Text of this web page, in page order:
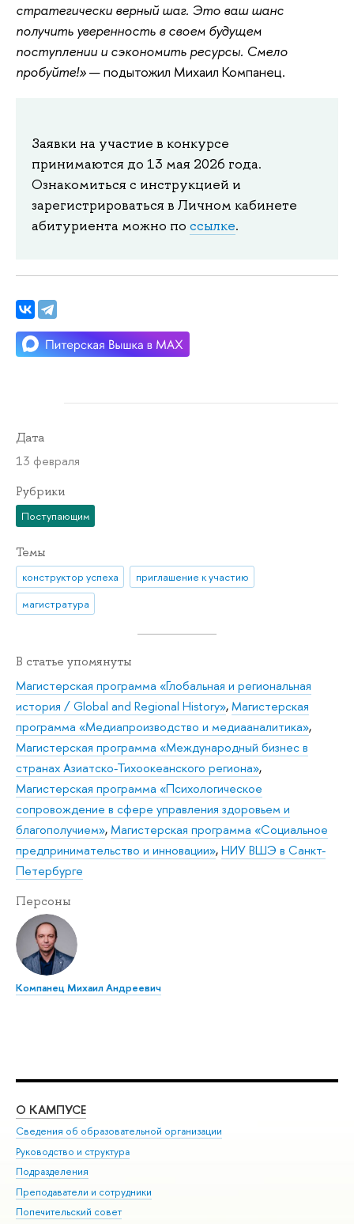
стратегически верный шаг. Это ваш шанс
получить уверенность в своем будущем
поступлении и сэкономить ресурсы. Смело
пробуйте!»— подытожил Михаил Компанец.
Заявки на участие в конкурсе
принимаются до 13 мая 2026 года.
Ознакомиться с инструкцией и
зарегистрироваться в Личном кабинете
абитуриента можно по ссылке.
Дата
13 февраля
Рубрики
Поступающим
Темы
конструктор успеха
приглашение к участию
магистратура
В статье упомянуты
Магистерская программа «Глобальная и региональная
история / Global and Regional History»,Магистерская
программа «Медиапроизводство и медиааналитика»,
Магистерская программа «Международный бизнес в
странах Азиатско-Тихоокеанского региона»,
Магистерская программа «Психологическое
сопровождение в сфере управления здоровьем и
благополучием»,Магистерская программа «Социальное
предпринимательство и инновации»,НИУ ВШЭ в Санкт-
Петербурге
Персоны
Компанец Михаил Андреевич
О КАМПУСЕ
Сведения об образовательной организации
Руководство и структура
Подразделения
Преподаватели и сотрудники
Попечительский совет